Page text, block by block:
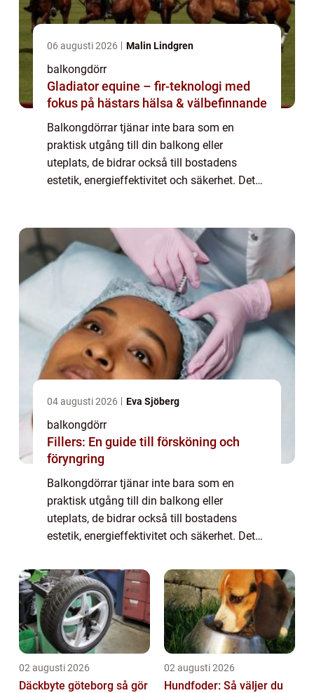
06 augusti 2026 Malin Lindgren
balkongdörr
Gladiator equine – fir-teknologi med
fokus på hästars hälsa & välbefinnande
Balkongdörrar tjänar inte bara som en
praktisk utgång till din balkong eller
uteplats, de bidrar också till bostadens
estetik, energieffektivitet och säkerhet. Det
04 augusti 2026 Eva Sjöberg
balkongdörr
Fillers: En guide till försköning och
föryngring
Balkongdörrar tjänar inte bara som en
praktisk utgång till din balkong eller
uteplats, de bidrar också till bostadens
estetik, energieffektivitet och säkerhet. Det
02 augusti 2026
Däckbyte göteborg så gör
02 augusti 2026
Hundfoder: Så väljer du